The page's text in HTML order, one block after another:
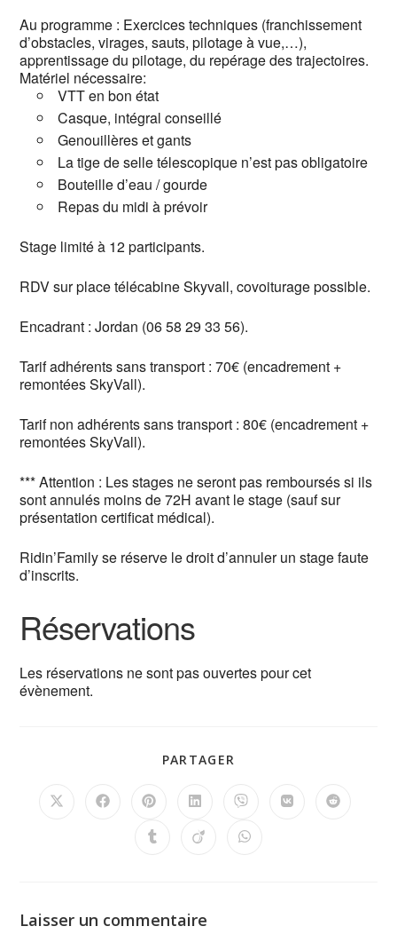
Au programme : Exercices techniques (franchissement
d’obstacles, virages, sauts, pilotage à vue,…),
apprentissage du pilotage, du repérage des trajectoires.
Matériel nécessaire:
VTT en bon état
Casque, intégral conseillé
Genouillères et gants
La tige de selle télescopique n’est pas obligatoire
Bouteille d’eau / gourde
Repas du midi à prévoir
Stage limité à 12 participants.
RDV sur place télécabine Skyvall, covoiturage possible.
Encadrant : Jordan (06 58 29 33 56).
Tarif adhérents sans transport : 70€ (encadrement +
remontées SkyVall).
Tarif non adhérents sans transport : 80€ (encadrement +
remontées SkyVall).
*** Attention : Les stages ne seront pas remboursés si ils
sont annulés moins de 72H avant le stage (sauf sur
présentation certificat médical).
Ridin’Family se réserve le droit d’annuler un stage faute
d’inscrits.
Réservations
Les réservations ne sont pas ouvertes pour cet
évènement.
PARTAGER
Laisser un commentaire